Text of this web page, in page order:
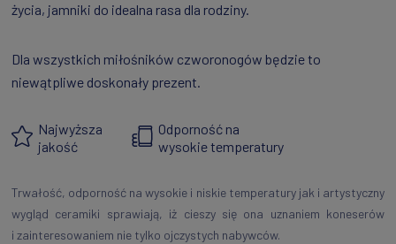
życia, jamniki do idealna rasa dla rodziny.
Dla wszystkich miłośników czworonogów będzie to
niewątpliwe doskonały prezent.
Najwyższa
jakość
Odporność na
wysokie temperatury
Trwałość, odporność na wysokie i niskie temperatury jak i artystyczny
wygląd ceramiki sprawiają, iż cieszy się ona uznaniem koneserów
i zainteresowaniem nie tylko ojczystych nabywców.